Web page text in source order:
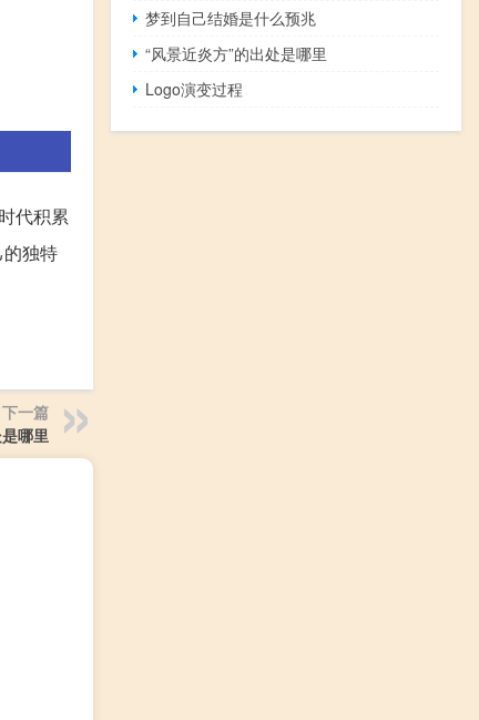
代积累
独特
下一篇
哪里
梦到自己结婚是什么预兆
“风景近炎方”的出处是哪里
Logo演变过程